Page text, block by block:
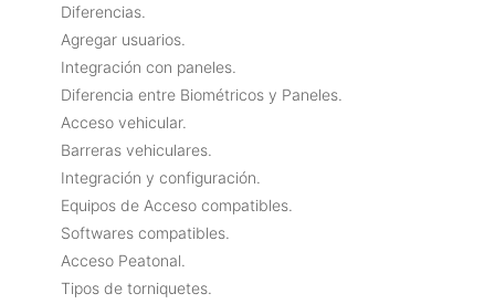
Diferencias.
Agregar usuarios.
Integración con paneles.
Diferencia entre Biométricos y Paneles.
Acceso vehicular.
Barreras vehiculares.
Integración y configuración.
Equipos de Acceso compatibles.
Softwares compatibles.
Acceso Peatonal.
Tipos de torniquetes.